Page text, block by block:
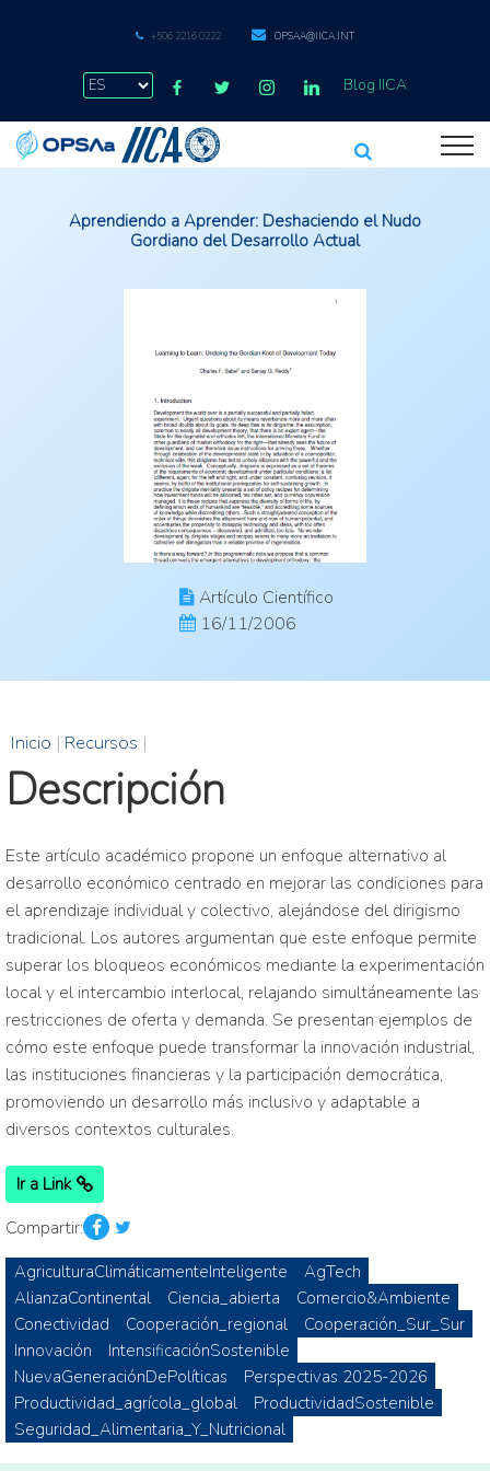
+506 2216 0222 OPSAA@IICA.INT
Blog IICA
Aprendiendo a Aprender: Deshaciendo el Nudo
Gordiano del Desarrollo Actual
Artículo Científico
16/11/2006
Inicio | Recursos |
Descripción
Este artículo académico propone un enfoque alternativo al
desarrollo económico centrado en mejorar las condiciones para
el aprendizaje individual y colectivo, alejándose del dirigismo
tradicional. Los autores argumentan que este enfoque permite
superar los bloqueos económicos mediante la experimentación
local y el intercambio interlocal, relajando simultáneamente las
restricciones de oferta y demanda. Se presentan ejemplos de
cómo este enfoque puede transformar la innovación industrial,
las instituciones financieras y la participación democrática,
promoviendo un desarrollo más inclusivo y adaptable a
diversos contextos culturales.
Ir a Link
Compartir:
AgriculturaClimáticamenteInteligente
AgTech
AlianzaContinental
Ciencia_abierta
Comercio&Ambiente
Conectividad
Cooperación_regional
Cooperación_Sur_Sur
Innovación
IntensificaciónSostenible
NuevaGeneraciónDePolíticas
Perspectivas 2025-2026
Productividad_agrícola_global
ProductividadSostenible
Seguridad_Alimentaria_Y_Nutricional